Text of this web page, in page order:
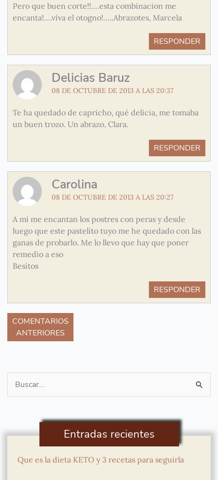
Pero que buen corte!!….esta combinacion me
encanta!….viva el otogno!…..Abrazotes, Marcela
RESPONDER
Delicias Baruz
08 DE OCTUBRE DE 2013 A LAS 20:37
Te ha quedado de capricho, qué delicia, me tomaba
un buen trozo. Un abrazo, Clara.
RESPONDER
Carolina
08 DE OCTUBRE DE 2013 A LAS 20:27
A mi me encantan los postres con peras y desde
luego que este pastelito tuyo me he quedado con las
ganas de probarlo. Me lo llevo que hay que poner
remedio a eso
Besitos
RESPONDER
COMENTARIOS
ANTERIORES
Buscar
por:
Entradas recientes
Que es la dieta KETO y 3 recetas para seguirla